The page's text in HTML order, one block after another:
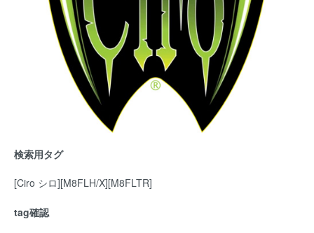
検索用タグ
[Ciro シロ][M8FLH/X][M8FLTR]
tag確認